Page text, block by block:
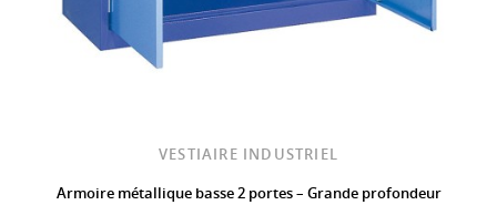
VESTIAIRE INDUSTRIEL
Armoire métallique basse 2 portes – Grande profondeur